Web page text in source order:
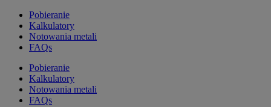
Pobieranie
Kalkulatory
Notowania metali
FAQs
Pobieranie
Kalkulatory
Notowania metali
FAQs